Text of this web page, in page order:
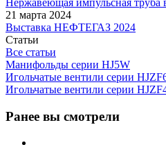
Нержавеющая импульсная труба
21 марта 2024
Выставка НЕФТЕГАЗ 2024
Статьи
Все статьи
Манифольды серии HJ5W
Игольчатые вентили серии
Игольчатые вентили серии
Ранее вы смотрели